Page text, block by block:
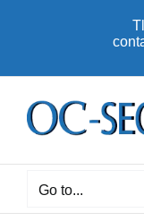
Go to...